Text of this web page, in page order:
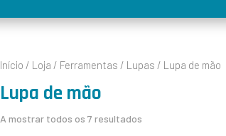
Início / Loja / Ferramentas / Lupas / Lupa de mão
Lupa de mão
A mostrar todos os 7 resultados